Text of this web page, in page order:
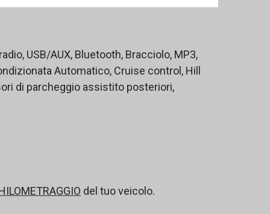
USB/AUX, Bluetooth, Bracciolo, MP3,
Automatico, Cruise control, Hill
di parcheggio assistito posteriori,
del tuo veicolo.